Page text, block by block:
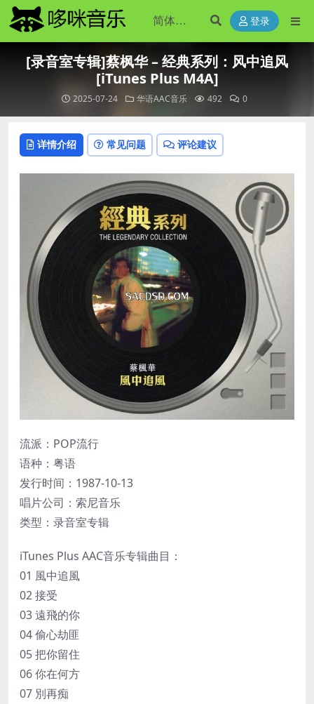
登录
[录音室专辑]蔡枫华 – 经典系列：风中追风
[iTunes Plus M4A]
2025-07-24 华语AAC音乐 492 0
详情介绍 常见问题 评论建议
流派：POP流行
语种：粤语
发行时间：1987-10-13
唱片公司：索尼音乐
类型：录音室专辑
iTunes Plus AAC音乐专辑曲目：
01 風中追風
02 接受
03 遠飛的你
04 偷心劫匪
05 把你留住
06 你在何方
07 別再痴